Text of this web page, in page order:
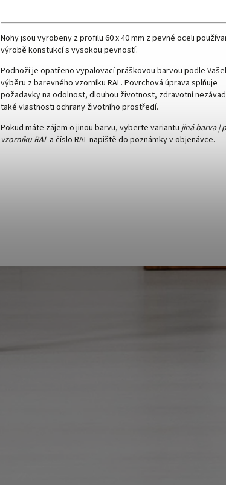
Nohy jsou vyrobeny z profilu 60 x 40 mm z pevné oceli
výrobě konstukcí s vysokou pevností.
Podnoží je opatřeno vypalovací práškovou barvou podle
výběru z barevného vzorníku RAL. Povrchová úprava splňuje
požadavky na odolnost, dlouhou životnost, zdravotní
také vlastnosti ochrany životního prostředí.
Pokud máte zájem o jinou barvu, vyberte variantu jiná barva |
vzorníku RALa číslo RAL napiště do poznámky v objenávce.